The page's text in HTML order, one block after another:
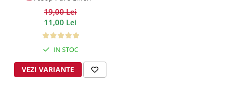
Collection Aqua
19,00 Lei
11,00 Lei
IN STOC
VEZI VARIANTE